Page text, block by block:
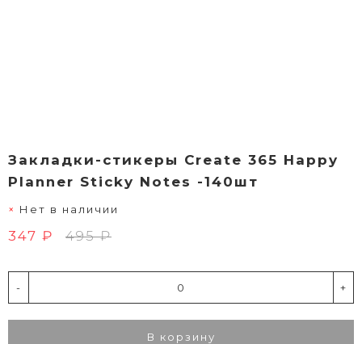
Закладки-стикеры Create 365 Happy
Planner Sticky Notes -140шт
Нет в наличии
347 ₽ 495 ₽
- +
В корзину